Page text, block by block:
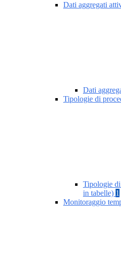
Dati aggregati
Dati
Tipologie di
Tipologie
in tabelle) 1
Monitoraggio